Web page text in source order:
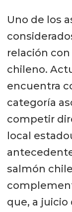
Uno de los
relación
chileno.
encuentra
categoría
competir
local
salmón
que, a